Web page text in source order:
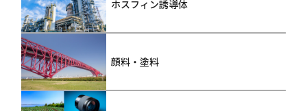
ホスフィン誘導体
顔料・塗料